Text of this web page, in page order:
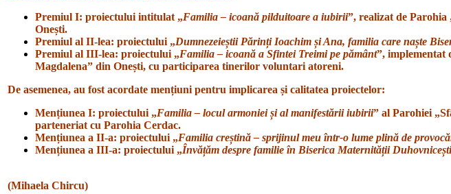
Premiul I: proiectului intitulat „Familia – icoană pilduitoare a iubirii”, realizat de
Onești.
Premiul al II-lea: proiectului „Dumnezeieștii Părinți Ioachim și Ana, familia care naște
Premiul al III-lea: proiectului „Familia – icoană a Sfintei Treimi pe pământ”, implementat
Magdalena” din Onești, cu participarea tinerilor voluntari atoreni.
De asemenea, au fost acordate mențiuni pentru implicarea și calitatea proiectelor:
Mențiunea I: proiectului „Familia – locul armoniei și al manifestării iubirii” al Parohiei
parteneriat cu Parohia Cerdac.
Mențiunea a II-a: proiectului „Familia creștină – sprijinul meu într-o lume plină de
Mențiunea a III-a: proiectului „Învățăm despre familie în Biserica Maternității
(Mihaela Chircu)